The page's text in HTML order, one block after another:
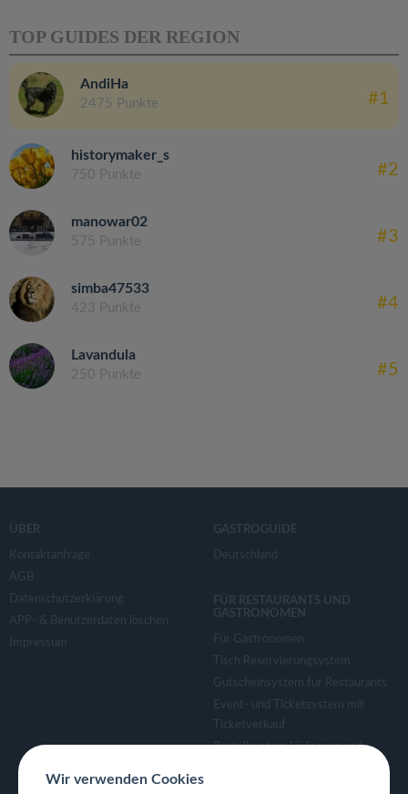
TOP GUIDES DER REGION
AndiHa
2475 Punkte #1
historymaker_s
750 Punkte #2
manowar02
575 Punkte #3
simba47533
423 Punkte #4
Lavandula
250 Punkte #5
ÜBER
Kontaktanfrage
AGB
Datenschutzerklärung
APP- & Benutzerdaten löschen
Impressum
GASTROGUIDE
Deutschland
FÜR RESTAURANTS UND
GASTRONOMEN
Für Gastronomen
Tisch Reservierungsystem
Gutscheinsystem für Restaurants
Event- und Ticketsystem mit
Ticketverkauf
Bestellsystem Lieferung und
Wir verwenden Cookies